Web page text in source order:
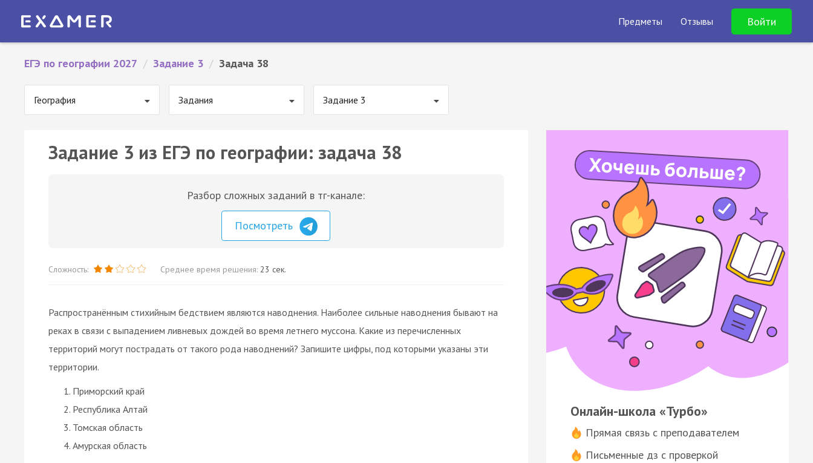
Предметы Отзывы Войти
ЕГЭ по географии 2027 / Задание 3 / Задача 38
География Задания Задание 3
Задание 3 из ЕГЭ по географии: задача 38
Разбор сложных заданий в тг-канале:
Посмотреть
Сложность: Среднее время решения: 23 сек.
Распространённым стихийным бедствием являются наводнения. Наиболее сильные наводнения бывают на
реках в связи с выпадением ливневых дождей во время летнего муссона. Какие из перечисленных
территорий могут пострадать от такого рода наводнений? Запишите цифры, под которыми указаны эти
территории.
Приморский край
Республика Алтай
Томская область
Амурская область
Онлайн-школа «Турбо»
Прямая связь с преподавателем
Письменные дз с проверкой